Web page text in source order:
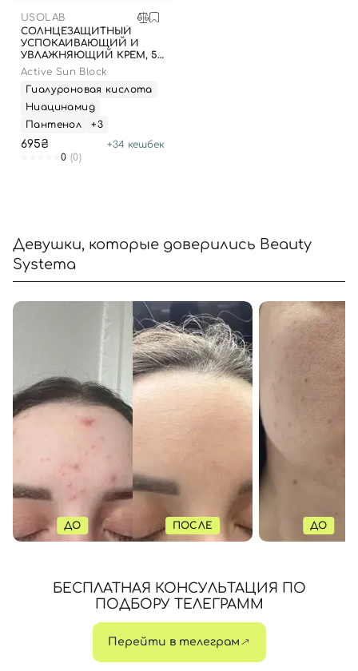
USOLAB
СОЛНЦЕЗАЩИТНЫЙ
УСПОКАИВАЮЩИЙ И
УВЛАЖНЯЮЩИЙ КРЕМ, 50
МЛ
Active Sun Block
Гиалуроновая кислота
Ниацинамид
Пантенол
+3
695₴ +34 кешбек
0 (0)
Девушки, которые доверились Beauty
Systema
ДО ПОСЛЕ ДО
БЕСПЛАТНАЯ КОНСУЛЬТАЦИЯ ПО
ПОДБОРУ ТЕЛЕГРАММ
Перейти в телеграм
Отправляя форму для авторизации/регистрации, вы
принимаете условия